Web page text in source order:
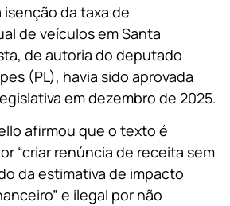
da taxa de
de veículos em Santa
de autoria do deputado
(PL), havia sido aprovada
em dezembro de 2025.
afirmou que o texto é
“criar renúncia de receita sem
da estimativa de impacto
e ilegal por não